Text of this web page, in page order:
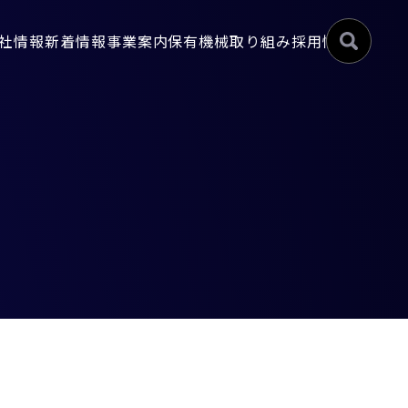
情報新着情報事業案内保有機械取り組み採用情報